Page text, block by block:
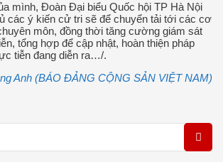
mình, Đoàn Đại biểu Quốc hội TP Hà Nội
các ý kiến cử tri sẽ để chuyển tải tới các cơ
môn, đồng thời tăng cường giám sát
tổng hợp để cập nhật, hoàn thiện pháp
tiễn đang diễn ra…/.
Anh (BÁO ĐẢNG CỘNG SẢN VIỆT NAM)